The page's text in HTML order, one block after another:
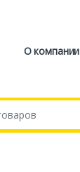
О компании